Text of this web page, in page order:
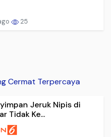
25
Cermat Terpercaya
Jeruk Nipis di
Tidak Ke...